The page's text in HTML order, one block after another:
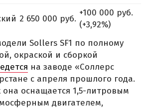
2 650 000 руб.
+100 000 руб.
(+3,92%)
Sollers SF1 по полному
окраской и сборкой
на заводе «Соллерс
с апреля прошлого года.
она оснащается 1,5-литровым
двигателем,